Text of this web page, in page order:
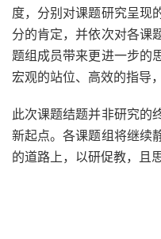
度，分别对课题研究呈现
分的肯定，并依次对各课
题组成员带来更进一步的
宏观的站位、高效的指导
此次课题结题并非研究的
新起点。各课题组将继续
的道路上，以研促教，且